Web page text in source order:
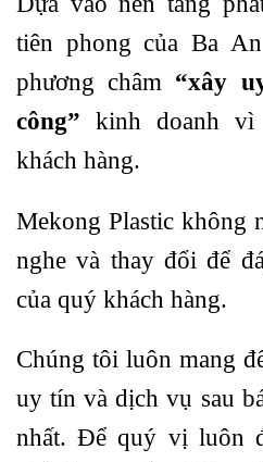
tiên phong của Ba
phương châm “xây
công” kinh doanh
khách hàng.
Mekong Plastic không
nghe và thay đổi để
của quý khách hàng.
Chúng tôi luôn mang
uy tín và dịch vụ sau
nhất. Để quý vị luôn